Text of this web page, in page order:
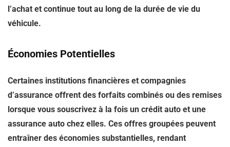
l’achat et continue tout au long de la durée de vie du
véhicule.
Économies Potentielles
Certaines institutions financières et compagnies
d’assurance offrent des forfaits combinés ou des remises
lorsque vous souscrivez à la fois un crédit auto et une
assurance auto chez elles. Ces offres groupées peuvent
entraîner des économies substantielles, rendant